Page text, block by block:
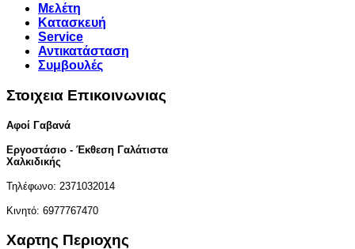
Μελέτη
Κατασκευή
Service
Αντικατάσταση
Συμβουλές
Στοιχεια Επικοινωνιας
Αφοί Γαβανά
Εργοστάσιο - Έκθεση Γαλάτιστα
Χαλκιδικής
Τηλέφωνο: 2371032014
Κινητό: 6977767470
Χαρτης Περιοχης